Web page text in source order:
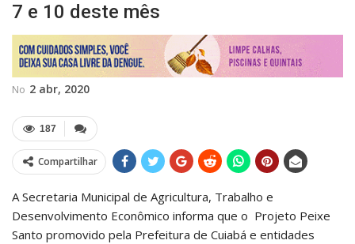
7 e 10 deste mês
No 2 abr, 2020
187
Compartilhar
A Secretaria Municipal de Agricultura, Trabalho e
Desenvolvimento Econômico informa que o Projeto Peixe
Santo promovido pela Prefeitura de Cuiabá e entidades